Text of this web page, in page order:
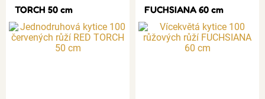
TORCH 50 cm
FUCHSIANA 60 cm